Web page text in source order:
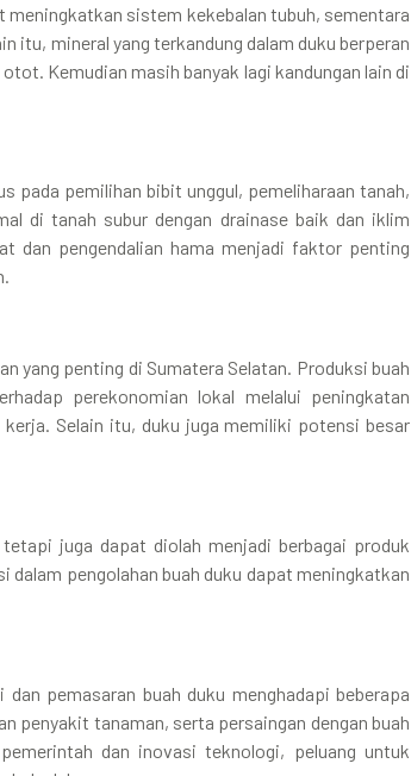
meningkatkan sistem kekebalan tubuh, sementara
itu, mineral yang terkandung dalam duku berperan
Kemudian masih banyak lagi kandungan lain di
pada pemilihan bibit unggul, pemeliharaan tanah,
di tanah subur dengan drainase baik dan iklim
dan pengendalian hama menjadi faktor penting
yang penting di Sumatera Selatan. Produksi buah
perekonomian lokal melalui peningkatan
Selain itu, duku juga memiliki potensi besar
juga dapat diolah menjadi berbagai produk
pengolahan buah duku dapat meningkatkan
pemasaran buah duku menghadapi beberapa
penyakit tanaman, serta persaingan dengan buah
dan inovasi teknologi, peluang untuk